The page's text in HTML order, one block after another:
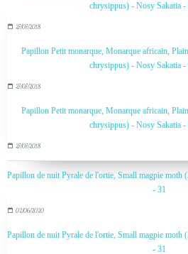
chrysippus) - Nosy Sakatia -
27/07/2018
Papillon Petit monarque, Monarque africain,
chrysippus) - Nosy Sakatia -
27/07/2018
Papillon Petit monarque, Monarque africain,
chrysippus) - Nosy Sakatia -
27/07/2018
Papillon de nuit Pyrale de l'ortie, Small magpie
- 31
02/06/2020
Papillon de nuit Pyrale de l'ortie, Small magpie
- 31